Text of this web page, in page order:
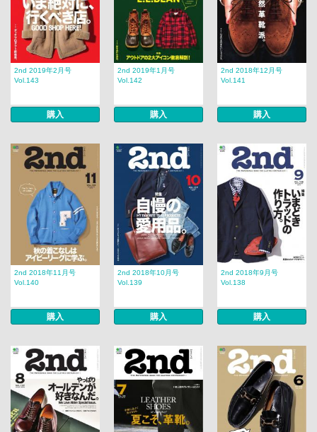
2nd 2019年2月号
Vol.143
購入
2nd 2019年1月号
Vol.142
購入
2nd 2018年12月号
Vol.141
購入
2nd 2018年11月号
Vol.140
購入
2nd 2018年10月号
Vol.139
購入
2nd 2018年9月号
Vol.138
購入